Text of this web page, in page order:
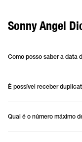
Sonny Angel
Como posso saber a data
É possível receber
Qual é o número máximo